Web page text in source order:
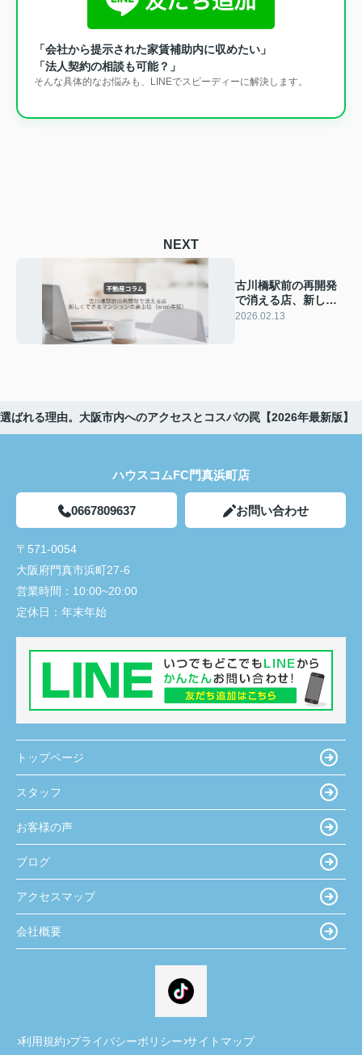
「会社から提示された家賃補助内に収めたい」
「法人契約の相談も可能？」
そんな具体的なお悩みも、LINEでスピーディーに解決します。
NEXT
古川橋駅前の再開発
で消える店、新しく
できるマンションの
2026.02.13
ばれる理由。大阪市内へのアクセスとコスパの罠【2026年最新版】
ハウスコムFC門真浜町店
0667809637 お問い合わせ
〒571-0054
大阪府門真市浜町27-6
営業時間： 10:00~20:00
定休日： 年末年始
トップページ
スタッフ
お客様の声
ブログ
アクセスマップ
会社概要
利用規約 プライバシーポリシー サイトマップ